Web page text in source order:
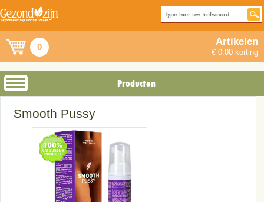
0 Artikelen
€ 0.00 korting
Producten
Smooth Pussy